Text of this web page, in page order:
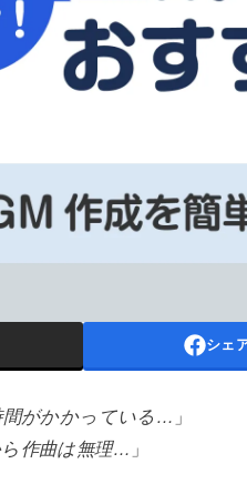
シェ
間がかかっている… 」
作曲は無理… 」